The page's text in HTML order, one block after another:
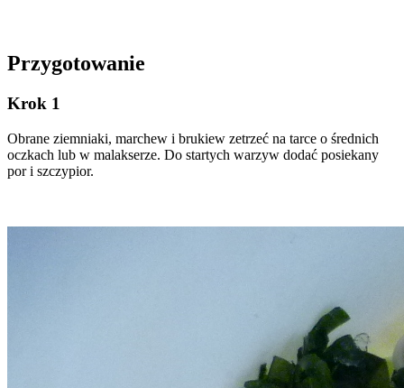
Przygotowanie
Krok 1
Obrane ziemniaki, marchew i brukiew zetrzeć na tarce o średnich
oczkach lub w malakserze. Do startych warzyw dodać posiekany
por i szczypior.